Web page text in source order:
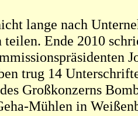
lange nach
Ende 2010
trug 14
Großkonzerns
Mühlen in